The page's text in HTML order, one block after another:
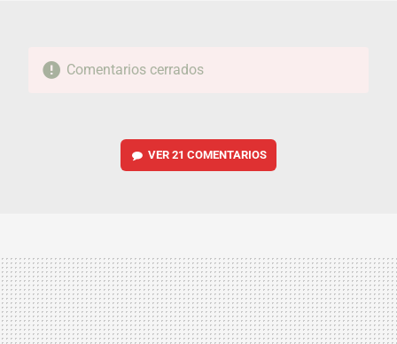
Comentarios cerrados
VER 21 COMENTARIOS